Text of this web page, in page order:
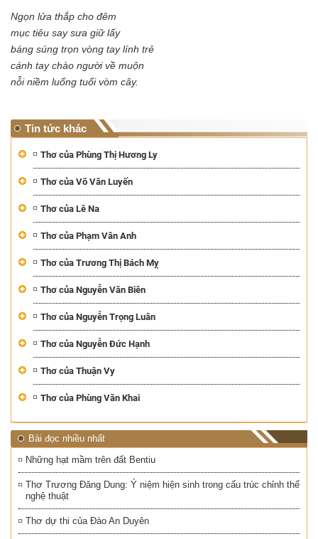
Ngọn lửa thắp cho đêm
mục tiêu say sưa giữ lấy
báng súng trọn vòng tay lính trẻ
cánh tay chào người về muộn
nỗi niềm luống tuổi vòm cây.
Tin tức khác
Thơ của Phùng Thị Hương Ly
Thơ của Võ Văn Luyến
Thơ của Lê Na
Thơ của Phạm Vân Anh
Thơ của Trương Thị Bách Mỵ
Thơ của Nguyễn Văn Biên
Thơ của Nguyễn Trọng Luân
Thơ của Nguyễn Đức Hạnh
Thơ của Thuận Vy
Thơ của Phùng Văn Khai
Bài đọc nhiều nhất
Những hạt mầm trên đất Bentiu
Thơ Trương Đăng Dung: Ý niệm hiện sinh trong cấu trúc chỉnh thể
nghệ thuật
Thơ dự thi của Đào An Duyên